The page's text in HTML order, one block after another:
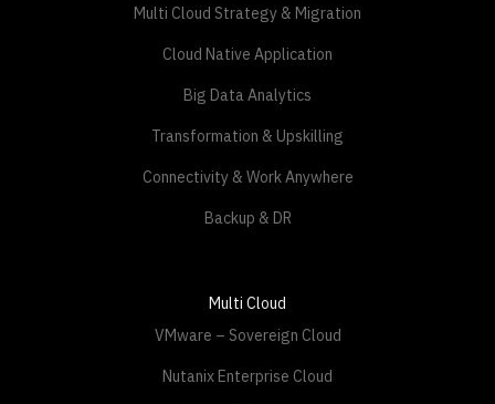
Multi Cloud Strategy & Migration
Cloud Native Application
Big Data Analytics
Transformation & Upskilling
Connectivity & Work Anywhere
Backup & DR
Multi Cloud
VMware – Sovereign Cloud
Nutanix Enterprise Cloud